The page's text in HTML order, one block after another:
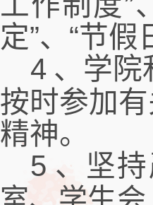
定”、“节
4 、学院
按时参加
精神。
5 、坚